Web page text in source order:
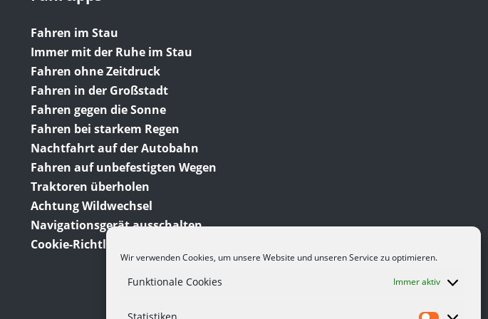
Wir verwenden Cookies, um unsere Website und unseren Service zu optimieren.
Funktionale Cookies Immer aktiv
Fahren im Stau
Immer mit der Ruhe im Stau
Fahren ohne Zeitdruck
Fahren in der Großstadt
Fahren gegen die Sonne
Fahren bei starkem Regen
Nachtfahrt auf der Autobahn
Fahren auf unbefestigten Wegen
Traktoren überholen
Achtung Wildwechsel
Navigationsgerät ausschalten
Cookie-Richtlinie (EU)